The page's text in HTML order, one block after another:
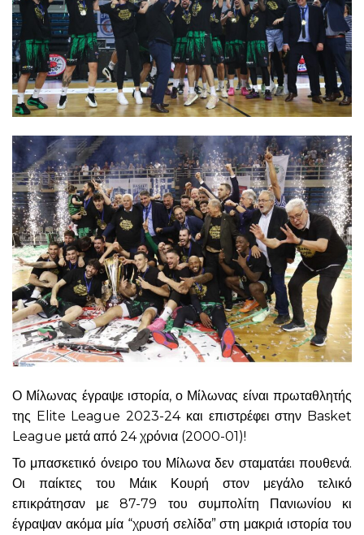
Ο Μίλωνας έγραψε ιστορία, ο Μίλωνας είναι πρωταθλητής
της Elite League 2023-24 και επιστρέφει στην Basket
League μετά από 24 χρόνια (2000-01)!
Το μπασκετικό όνειρο του Μίλωνα δεν σταματάει πουθενά.
Οι παίκτες του Μάικ Κουρή στον μεγάλο τελικό
επικράτησαν με 87-79 του συμπολίτη Πανιωνίου κι
έγραψαν ακόμα μία “χρυσή σελίδα” στη μακριά ιστορία του